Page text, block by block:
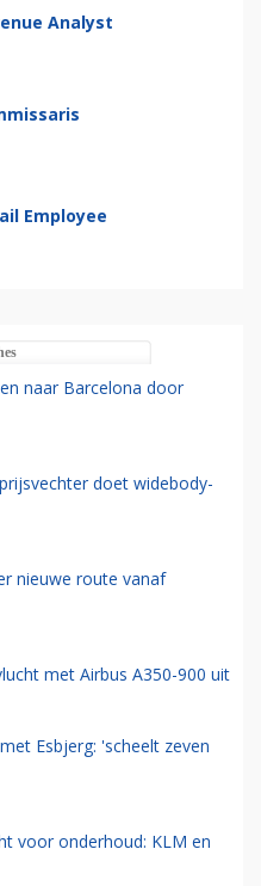
Analyst
Employee
naar Barcelona door
doet widebody-
nieuwe route vanaf
met Airbus A350-900 uit
Esbjerg: 'scheelt zeven
voor onderhoud: KLM en